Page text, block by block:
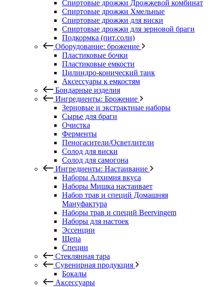
Спиртовые дрожжи Дрожжевой комбинат
Спиртовые дрожжи Хмельные
Спиртовые дрожжи для виски
Спиртовые дрожжи для зерновой браги
Подкормка (пит.соли)
Оборудование: брожение
Пластиковые бочки
Пластиковые емкости
Цилиндро-конический танк
Аксессуары к емкостям
Бондарные изделия
Ингредиенты: Брожение
Зерновые и экстрактные наборы
Сырье для браги
Очистка
Ферменты
Пеногасители/Осветлители
Солод для виски
Солод для самогона
Ингредиенты: Настаивание
Наборы Алхимия вкуса
Наборы Мишка настаивает
Набор трав и специй Домашняя
Мануфактура
Наборы трав и специй Beervingem
Наборы для настоек
Эссенции
Щепа
Специи
Стеклянная тара
Сувенирная продукция
Бокалы
Аксессуары